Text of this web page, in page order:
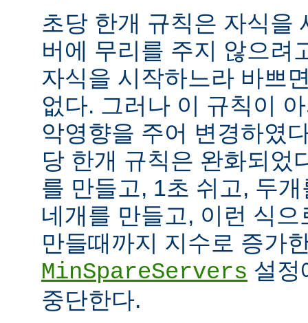
초당 한개 규칙은 자식을
버에 무리를 주지 않으려
자식을 시작하느라 바쁘
없다. 그러나 이 규칙이
악영향을 주어 변경하였
당 한개 규칙은 완화되었
를 만들고, 1초 쉬고, 두
네개를 만들고, 이런 식
만들때까지 지수로 증가
MinSpareServers 설정
중단한다.